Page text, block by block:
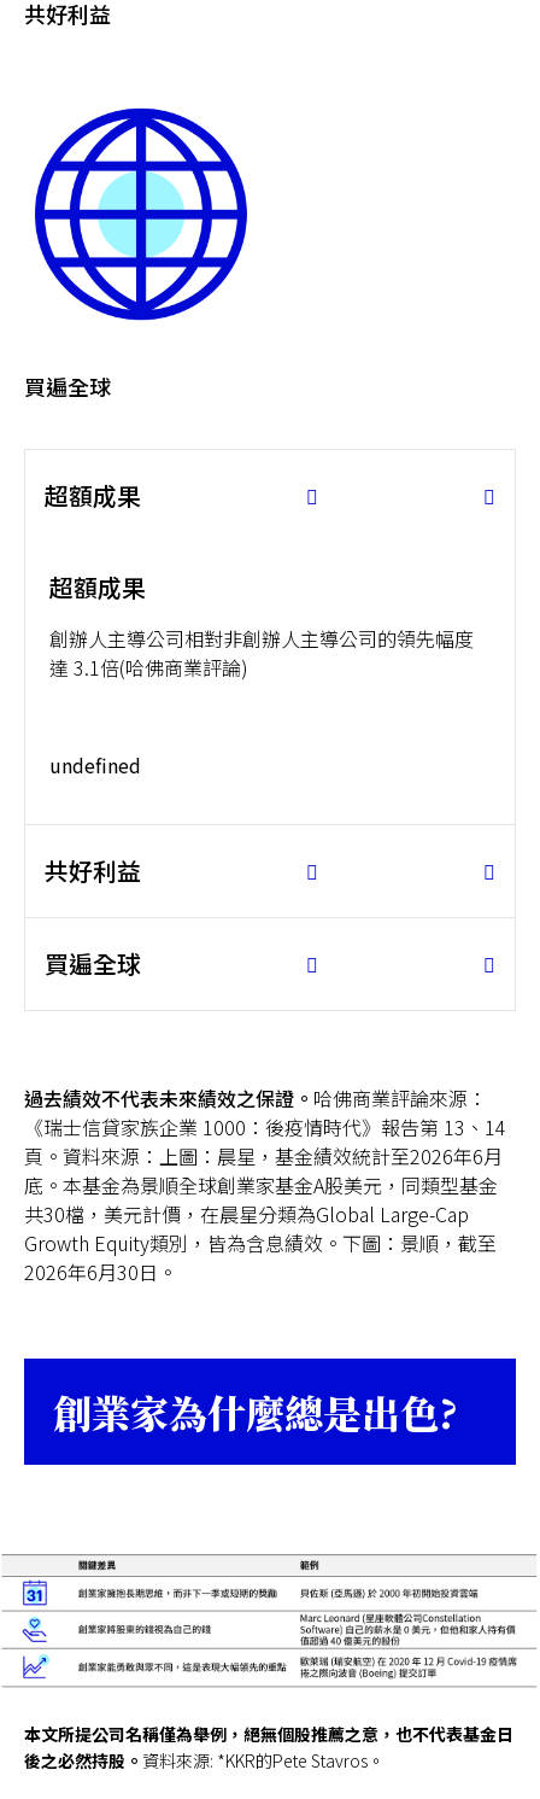
共好利益
買遍全球
超額成果
超額成果
創辦人主導公司相對非創辦人主導公司的領先幅度
達 3.1倍(哈佛商業評論)
undefined
共好利益
買遍全球
過去績效不代表未來績效之保證。 哈佛商業評論來源：
《瑞士信貸家族企業 1000：後疫情時代》報告第 13、14
頁。資料來源：上圖：晨星，基金績效統計至2026年6月
底。本基金為景順全球創業家基金A股美元，同類型基金
共30檔，美元計價，在晨星分類為Global Large-Cap
Growth Equity類別，皆為含息績效。下圖：景順，截至
2026年6月30日。
創業家為什麼總是出色?
本文所提公司名稱僅為舉例，絕無個股推薦之意，也不代表基金日
後之必然持股。 資料來源: *KKR的Pete Stavros。